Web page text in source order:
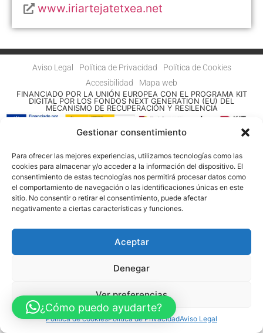
Gestionar consentimiento
Para ofrecer las mejores experiencias, utilizamos tecnologías como las
cookies para almacenar y/o acceder a la información del dispositivo. El
consentimiento de estas tecnologías nos permitirá procesar datos como
el comportamiento de navegación o las identificaciones únicas en este
sitio. No consentir o retirar el consentimiento, puede afectar
negativamente a ciertas características y funciones.
Aceptar
Denegar
Ver preferencias
Política de cookiesPolítica de PrivacidadAviso Legal
www.iriartejatetxea.net
Aviso Legal Política de Privacidad
Política de Cookies
Accesibilidad
Mapa web
FINANCIADO POR LA UNIÓN EUROPEA CON EL PROGRAMA KIT
DIGITAL POR LOS FONDOS NEXT GENERATION (EU) DEL
MECANISMO DE RECUPERACIÓN Y RESILENCIA
© Guia Telefónica de Empresas – Todos los derechos reservados.
¿Cómo puedo ayudarte?